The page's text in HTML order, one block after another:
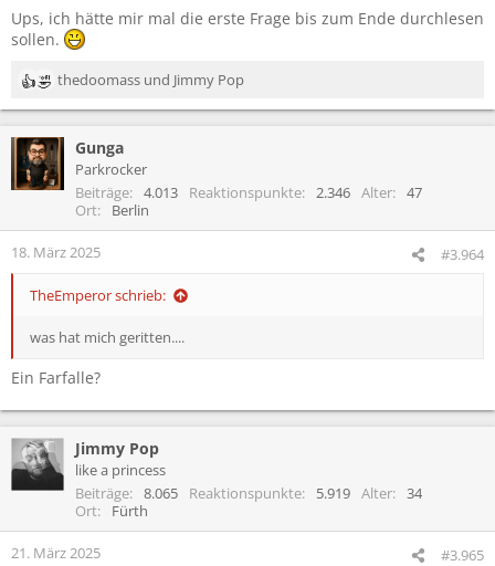
:
Ups, ich hätte mir mal die erste Frage bis zum Ende durchlesen
sollen.
R
e
k
t
i
n
e
thedoomass und Jimmy Pop
Gunga
Parkrocker
Beiträge
4.013 Reaktionspunkte 2.346 Alter
47
Ort
Berlin
18. März 2025 #3.964
TheEmperor schrieb:
was hat mich geritten....
Ein Farfalle?
Jimmy Pop
like a princess
Beiträge
8.065 Reaktionspunkte 5.919 Alter
34
Ort
Fürth
21. März 2025 #3.965